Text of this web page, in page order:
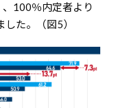
100％内定者より
た。（図5）